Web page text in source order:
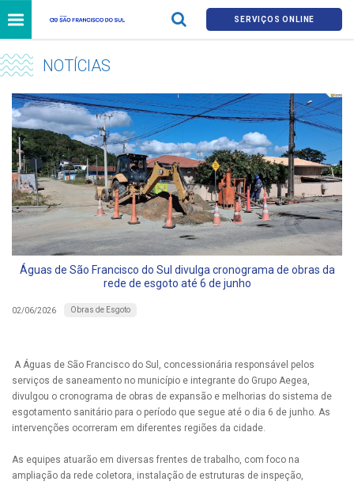
SERVIÇOS ONLINE
NOTÍCIAS
Águas de São Francisco do Sul divulga cronograma de obras da
rede de esgoto até 6 de junho
02/06/2026 Obras de Esgoto
A Águas de São Francisco do Sul, concessionária responsável pelos
serviços de saneamento no município e integrante do Grupo Aegea,
divulgou o cronograma de obras de expansão e melhorias do sistema de
esgotamento sanitário para o período que segue até o dia 6 de junho. As
intervenções ocorreram em diferentes regiões da cidade.
As equipes atuarão em diversas frentes de trabalho, com foco na
ampliação da rede coletora, instalação de estruturas de inspeção,